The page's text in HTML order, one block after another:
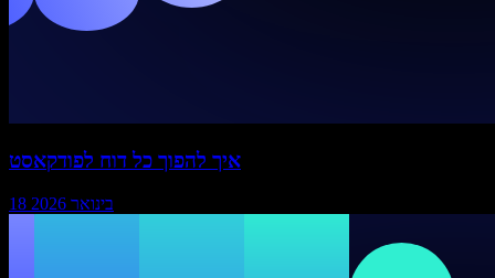
איך להפוך כל דוח לפודקאסט
18 בינואר 2026